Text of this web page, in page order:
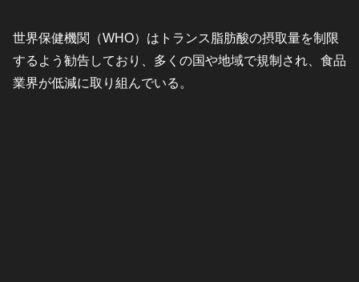
世界保健機関（WHO）はトランス脂肪酸の摂取量を制限
するよう勧告しており、多くの国や地域で規制され、食品
業界が低減に取り組んでいる。